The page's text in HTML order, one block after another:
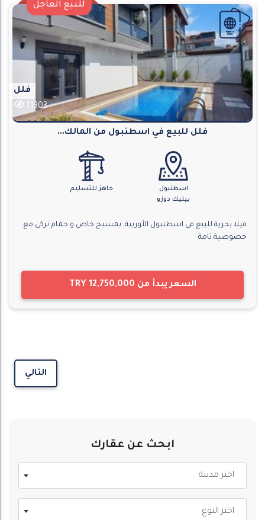
للبيع العاجل
فلل
11303
فلل للبيع في اسطنبول من المالك...
اسطنبول
بيليك دوزو
جاهز للتسليم
فيلا بحرية للبيع في اسطنبول الأوربية, بمسبح خاص و حمام تركي مع
خصوصية تامة
السعر يبدأ من TRY 12,750,000
التالي
ابحث عن عقارك
اختر مدينة
اختر النوع